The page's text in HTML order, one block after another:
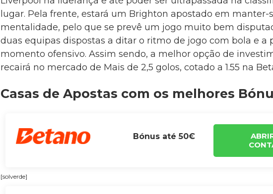
lugar. Pela frente, estará um Brighton apostado em manter-
mentalidade, pelo que se prevê um jogo muito bem
duas equipas dispostas a ditar o ritmo de jogo com bola e a
momento ofensivo. Assim sendo, a melhor opção de
recairá no mercado de Mais de 2,5 golos, cotado a 1.55 na
Casas de Apostas com os melhores
Bónus até 50€
[solverde]